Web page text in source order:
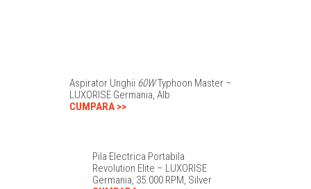
Aspirator Unghii 60WTyphoon Master –
LUXORISE Germania, Alb
CUMPARA >>
Pila Electrica Portabila
Revolution Elite – LUXORISE
Germania, 35.000 RPM, Silver